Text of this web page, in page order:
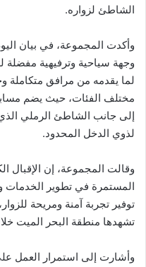
الشاطئ لزواره.
وأكدت المجموعة، في بيان
وجهة سياحية وترفيهية مفضلة
لما يقدمه من مرافق متكاملة
مختلف الفئات، حيث يضم
إلى جانب الشاطئ الرملي الذي
لذوي الدخل المحدود.
وقالت المجموعة، إن الإقبال
المستمرة في تطوير الخدمات
توفير تجربة آمنة ومريحة
تشهدها منطقة البحر الميت
وأشارت إلى استمرار العمل